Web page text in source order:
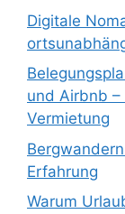
Digitale
und Airbnb –
Vermietung
Erfahrung
Warum